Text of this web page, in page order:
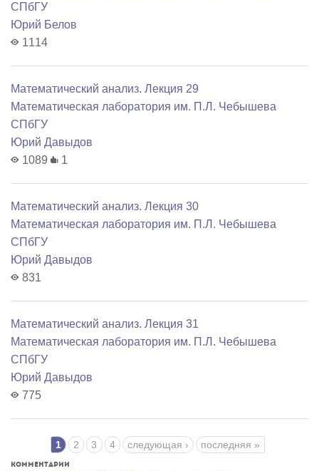
СПбГУ
Юрий Белов
1114
Математический анализ. Лекция 29
Математичеcкая лаборатория им. П.Л. Чебышева
СПбГУ
Юрий Давыдов
1089
1
Математический анализ. Лекция 30
Математичеcкая лаборатория им. П.Л. Чебышева
СПбГУ
Юрий Давыдов
831
Математический анализ. Лекция 31
Математичеcкая лаборатория им. П.Л. Чебышева
СПбГУ
Юрий Давыдов
775
Страницы
1 2 3 4 следующая › последняя »
Комментарии